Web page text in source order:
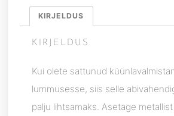
KIRJELDUS
KIRJELDUS
Kui olete sattunud
lummusesse, siis selle
palju lihtsamaks. Asetage